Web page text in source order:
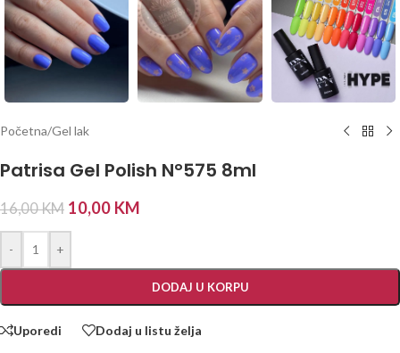
Početna/Gel lak
Patrisa Gel Polish N°575 8ml
16,00KM 10,00 KM
- +
DODAJ U KORPU
Uporedi Dodaj u listu želja